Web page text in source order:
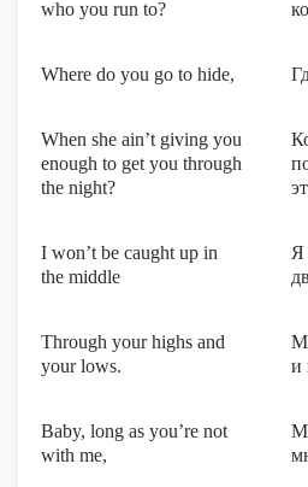
who you run to?
Where do you go to hide,
When she ain’t giving you
enough to get you through
the night?
I won’t be caught up in
the middle
Я
Through your highs and
your lows.
и
Baby, long as you’re not
with me,